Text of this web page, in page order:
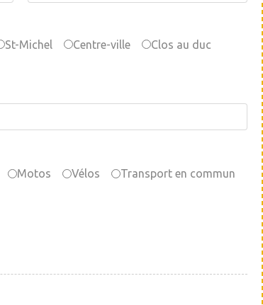
St-Michel Centre-ville
Clos au duc
Motos Vélos Transport en commun